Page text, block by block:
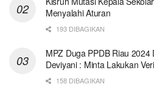
Menyalahi Aturan
193 DIBAGIKAN
MPZ Duga PPDB Riau
Deviyani : Minta Lakukan
158 DIBAGIKAN